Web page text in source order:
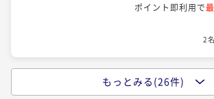
ポイント即利用で
2名
【お部屋食】「松茸懐石」～秋の味覚“松
もっとみる(26件)